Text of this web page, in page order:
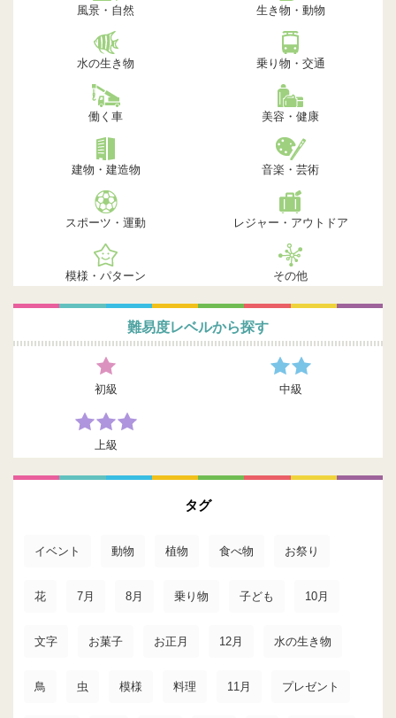
風景・自然 生き物・動物
水の生き物 乗り物・交通
働く車 美容・健康
建物・建造物 音楽・芸術
スポーツ・運動 レジャー・アウトドア
模様・パターン その他
難易度レベルから探す
初級 中級
上級
タグ
イベント 動物 植物 食べ物 お祭り
花 7月 8月 乗り物 子ども 10月
文字 お菓子 お正月 12月 水の生き物
鳥 虫 模様 料理 11月 プレゼント